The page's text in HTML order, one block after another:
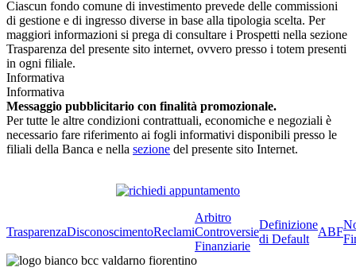
Ciascun fondo comune di investimento prevede delle commissioni
di gestione e di ingresso diverse in base alla tipologia scelta. Per
maggiori informazioni si prega di consultare i Prospetti nella sezione
Trasparenza del presente sito internet, ovvero presso i totem presenti
in ogni filiale.
Informativa
Informativa
Messaggio pubblicitario con finalità promozionale.
Per tutte le altre condizioni contrattuali, economiche e negoziali è
necessario fare riferimento ai fogli informativi disponibili presso le
filiali della Banca e nella sezione del presente sito Internet.
TrasparenzaDisconoscimentoReclami
Arbitro
Controversie
Finanziarie
Definizione
di Default
ABF